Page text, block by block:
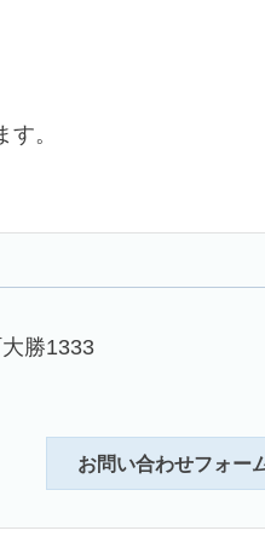
。
勝1333
お問い合わせフォー